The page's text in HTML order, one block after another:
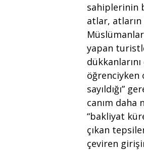
sahiplerinin
atlar,
yapan
öğrenciyken
sayıldığı”
canım daha
“bakliyat
çıkan
çeviren